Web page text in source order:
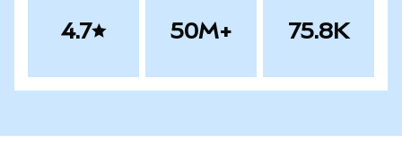
4.7 50M+ 75.8K